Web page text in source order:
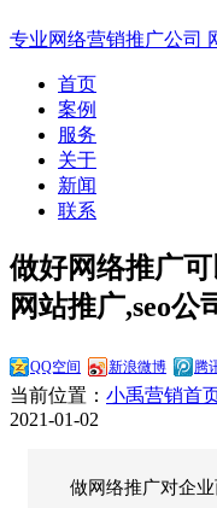
专业网络营销推广公司
首页
案例
服务
关于
新闻
联系
做好网络推广
网站推广,seo公
QQ空间 新浪微博 腾
当前位置： 小禹营销首
2021-01-02
做网络推广对企